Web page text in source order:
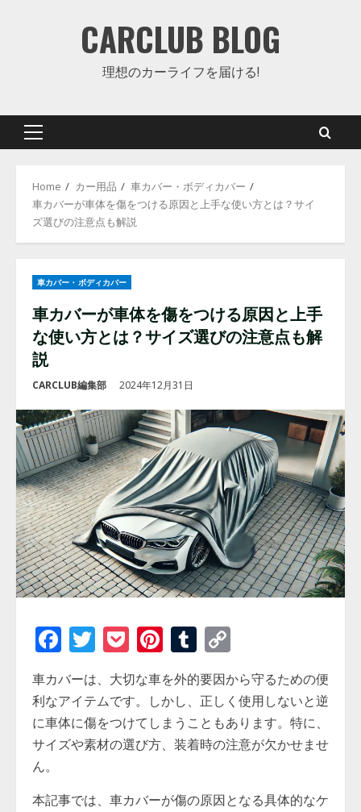
CARCLUB BLOG
理想のカーライフを届ける!
Primary
Home カー用品
車カバー・ボディカバー
車カバーが車体を傷をつける原因と上手な使い方とは？サイ
ズ選びの注意点も解説
車カバー・ボディカバー
車カバーが車体を傷をつける原因と上手
な使い方とは？サイズ選びの注意点も解
説
CARCLUB編集部 2024年12月31日
Facebook
Twitter
Pocket
Pinterest
Tumblr
Link
車カバーは、大切な車を外的要因から守るための便
利なアイテムです。しかし、正しく使用しないと逆
に車体に傷をつけてしまうこともあります。特に、
サイズや素材の選び方、装着時の注意が欠かせませ
ん。
本記事では、車カバーが傷の原因となる具体的なケ